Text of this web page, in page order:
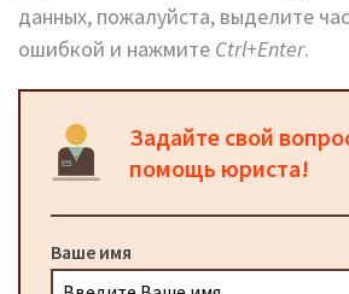
данных, пожалуйста, выделите
ошибкой и нажмите Ctrl+Enter.
Задайте свой
помощь юриста!
Ваше имя